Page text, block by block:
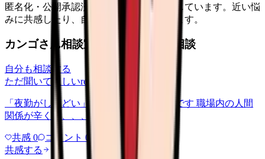
匿名化・公開承認済みの本音だけを表示しています。近い悩
みに共感したり、自分の状況を投稿できます。
カンゴさん相談室から共有された相談
自分も相談する
ただ聞いてほしいrelationships
「夜勤がしんどい」について相談したいです 職場内の人間
関係が辛くて、、、
共感 0 コメント 0
共感する